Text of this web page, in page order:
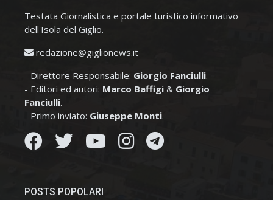
Testata Giornalistica e portale turistico informativo
dell'Isola del Giglio.
redazione@giglionews.it
- Direttore Responsabile: Giorgio Fanciulli.
- Editori ed autori: Marco Baffigi & Giorgio
Fanciulli.
- Primo inviato: Giuseppe Monti.
POSTS POPOLARI